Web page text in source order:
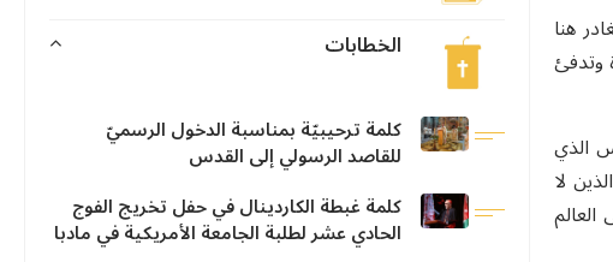
هنا
وتدفئ
الذي
والأخوات الذين لا
الخطابات
كلمة ترحيبيّة بمناسبة الدخول الرسميّ
للقاصد الرسولي إلى القدس
كلمة غبطة الكاردينال في حفل تخريج الفوج
الحادي عشر لطلبة الجامعة الأمريكية في مادبا